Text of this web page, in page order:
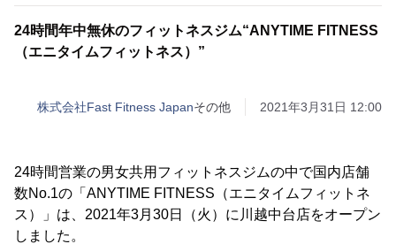
24時間年中無休のフィットネスジム“ANYTIME FITNESS
（エニタイムフィットネス）”
株式会社Fast Fitness Japanその他 2021年3月31日 12:00
24時間営業の男女共用フィットネスジムの中で国内店舗
数No.1の「ANYTIME FITNESS（エニタイムフィットネ
ス）」は、2021年3月30日（火）に川越中台店をオープン
しました。